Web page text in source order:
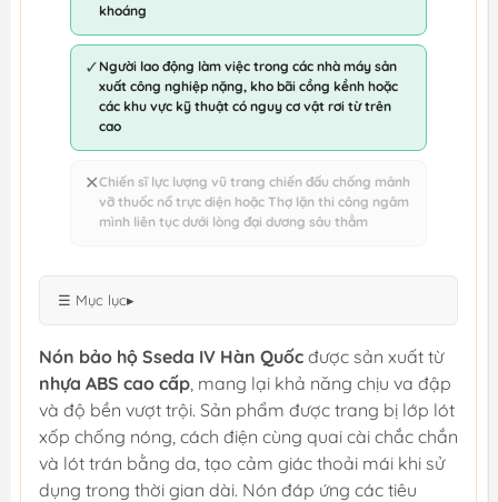
khoáng
✓ Người lao động làm việc trong các nhà máy sản
xuất công nghiệp nặng, kho bãi cồng kềnh hoặc
các khu vực kỹ thuật có nguy cơ vật rơi từ trên
cao
✕Chiến sĩ lực lượng vũ trang chiến đấu chống mảnh
vỡ thuốc nổ trực diện hoặc Thợ lặn thi công ngâm
mình liên tục dưới lòng đại dương sâu thẳm
☰ Mục lục▸
Nón bảo hộ Sseda IV Hàn Quốc được sản xuất từ
nhựa ABS cao cấp , mang lại khả năng chịu va đập
và độ bền vượt trội. Sản phẩm được trang bị lớp lót
xốp chống nóng, cách điện cùng quai cài chắc chắn
và lót trán bằng da, tạo cảm giác thoải mái khi sử
dụng trong thời gian dài. Nón đáp ứng các tiêu